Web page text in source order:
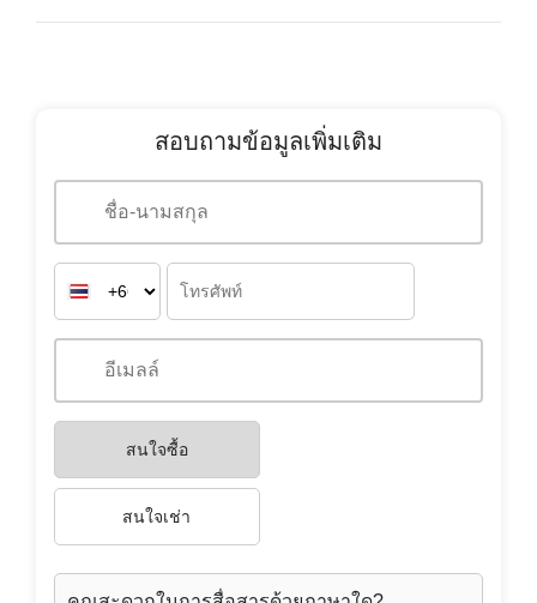
สนใจซื้อ
สนใจเช่า
คุณสะดวกในการสื่อสารด้วยภาษาใด?